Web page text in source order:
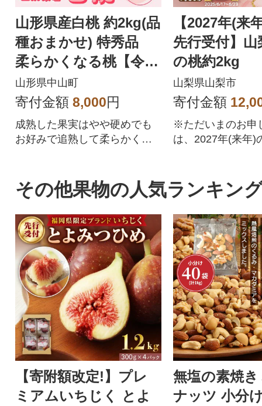
山形県産白桃 約2kg(品
種おまかせ) 特秀品
柔らかくなる桃【令和
8年産】
山形県中山町
寄付金額 8,000円
成熟した果実はやや硬めでも
お好みで追熟して柔らかくし
【2027年(
先行受付】山
の桃約2kg
山梨県山梨市
寄付金額
※ただいまのお申
は、2027年(来年)
桃を旬の時期にお
の人気の桃を直送
その他果物の人気ランキン
【寄附額改定!】プレ
ミアムいちじく とよ
無塩の素焼
ナッツ 小分